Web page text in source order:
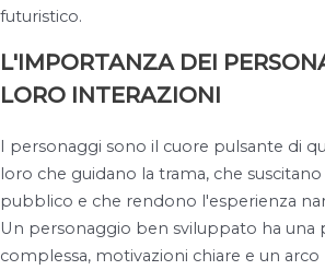
futuristico.
L'IMPORTANZA DEI
LORO INTERAZIONI
I personaggi sono il cuore pulsante di
loro che guidano la trama, che
pubblico e che rendono l'esperienza
Un personaggio ben sviluppato ha una
complessa, motivazioni chiare e un